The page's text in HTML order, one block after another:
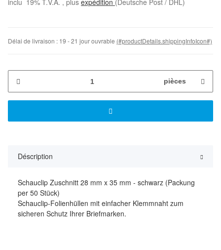
inclu 19% T.V.A. , plus expédition (Deutsche Post / DHL)
Délai de livraison : 19 - 21 jour ouvrable (#productDetails.shippingInfoIcon#)
pièces
Déscription
Schauclip Zuschnitt 28 mm x 35 mm - schwarz (Packung
per 50 Stück)
Schauclip-Folienhüllen mit einfacher Klemmnaht zum
sicheren Schutz Ihrer Briefmarken.